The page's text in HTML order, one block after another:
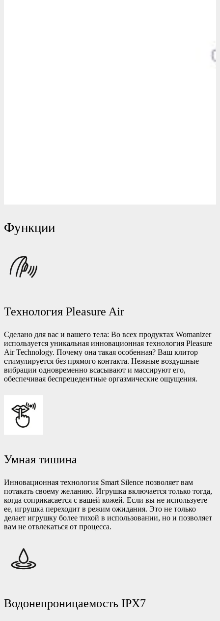
Функции
Технология Pleasure Air
Сделано для вас и вашего тела: Во всех продуктах Womanizer
используется уникальная инновационная технология Pleasure
Air Technology. Почему она такая особенная? Ваш клитор
стимулируется без прямого контакта. Нежные воздушные
вибрации одновременно всасывают и массируют его,
обеспечивая беспрецедентные оргазмические ощущения.
Умная тишина
Инновационная технология Smart Silence позволяет вам
потакать своему желанию. Игрушка включается только тогда,
когда соприкасается с вашей кожей. Если вы не используете
ее, игрушка переходит в режим ожидания. Это не только
делает игрушку более тихой в использовании, но и позволяет
вам не отвлекаться от процесса.
Водонепроницаемость IPX7